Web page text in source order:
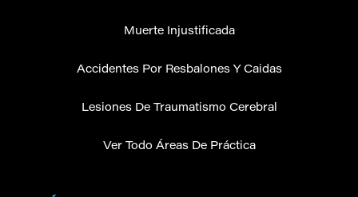
Muerte Injustificada
Accidentes Por Resbalones Y Caidas
Lesiones De Traumatismo Cerebral
Ver Todo Áreas De Práctica